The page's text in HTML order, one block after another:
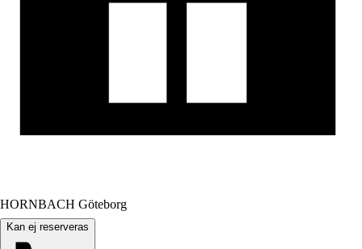
HORNBACH Göteborg
Kan ej reserveras